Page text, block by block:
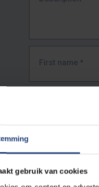
gebruik van cookies
First name *